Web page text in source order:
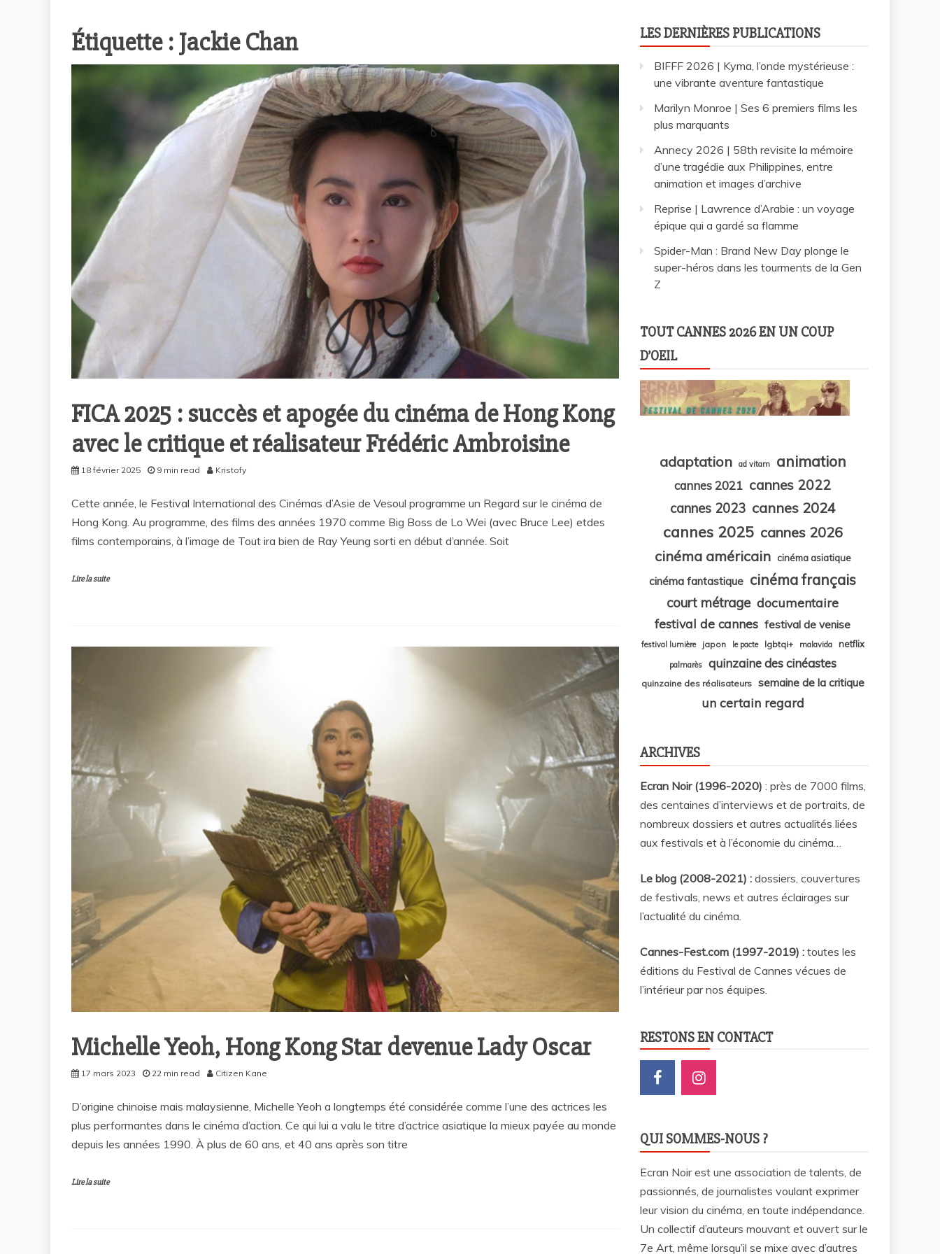
Étiquette : Jackie Chan
FICA 2025 : succès et apogée du cinéma de Hong Kong
avec le critique et réalisateur Frédéric Ambroisine
18 février 2025 9 min read Kristofy
Cette année, le Festival International des Cinémas d’Asie de Vesoul programme un Regard sur le cinéma de
Hong Kong. Au programme, des films des années 1970 comme Big Boss de Lo Wei (avec Bruce Lee) etdes
films contemporains, à l’image de Tout ira bien de Ray Yeung sorti en début d’année. Soit
Lire la suite
Michelle Yeoh, Hong Kong Star devenue Lady Oscar
17 mars 2023 22 min read Citizen Kane
D’origine chinoise mais malaysienne, Michelle Yeoh a longtemps été considérée comme l’une des actrices les
plus performantes dans le cinéma d’action. Ce qui lui a valu le titre d’actrice asiatique la mieux payée au monde
depuis les années 1990. À plus de 60 ans, et 40 ans après son titre
Lire la suite
LES DERNIÈRES PUBLICATIONS
BIFFF 2026 | Kyma, l’onde mystérieuse :
une vibrante aventure fantastique
Marilyn Monroe | Ses 6 premiers films les
plus marquants
Annecy 2026 | 58th revisite la mémoire
d’une tragédie aux Philippines, entre
animation et images d’archive
Reprise | Lawrence d’Arabie : un voyage
épique qui a gardé sa flamme
Spider-Man : Brand New Day plonge le
super-héros dans les tourments de la Gen
Z
TOUT CANNES 2026 EN UN COUP
D’OEIL
adaptation ad vitam animation
cannes 2021 cannes 2022
cannes 2023 cannes 2024
cannes 2025 cannes 2026
cinéma américain
cinéma asiatique
cinéma fantastique cinéma français
court métrage documentaire
festival de cannes festival de venise
festival lumière japon le pacte lgbtqi+ malavida netflix
palmarès quinzaine des cinéastes
quinzaine des réalisateurs semaine de la critique
un certain regard
ARCHIVES
Ecran Noir (1996-2020) : près de 7000 films,
des centaines d’interviews et de portraits, de
nombreux dossiers et autres actualités liées
aux festivals et à l’économie du cinéma…
Le blog (2008-2021) : dossiers, couvertures
de festivals, news et autres éclairages sur
l’actualité du cinéma
Cannes-Fest.com (1997-2019) : toutes les
éditions du Festival de Cannes vécues de
l’intérieur par nos équipes.
RESTONS EN CONTACT
QUI SOMMES-NOUS ?
Ecran Noir est une association de talents, de
passionnés, de journalistes voulant exprimer
leur vision du cinéma, en toute indépendance.
Un collectif d’auteurs mouvant et ouvert sur le
7e Art, même lorsqu’il se mixe avec d’autres